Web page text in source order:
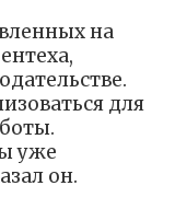
на
для
уже
он.